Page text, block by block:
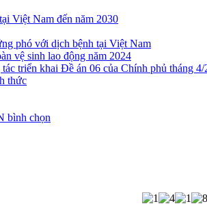
Việt Nam đến năm 2030
phó với dịch bệnh tại Việt Nam
vệ sinh lao động năm 2024
triển khai Đề án 06 của Chính phủ tháng 4/
thức
bình chọn